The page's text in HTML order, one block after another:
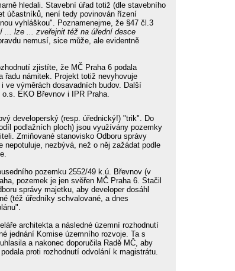
hledali. Stavební úřad totiž (dle stavebního
účastníků, není tedy povinován řízení
vyhláškou". Poznamenejme, že §47 čl.3
... lze ... zveřejnit též na úřední desce
nemusí, sice může, ale evidentně
zjistíte, že MČ Praha 6 podala
řadu námitek. Projekt totiž nevyhovuje
ve výměrách dosavadních budov. Další
EKO Břevnov i IPR Praha.
developerský (resp. úřednický!) "trik". Do
podlažních ploch) jsou využívány pozemky
Zmiňované stanovisko Odboru správy
nepotuluje, nezbývá, než o něj zažádat podle
pozemku 2552/49 k.ú. Břevnov (v
pozemek je jen svěřen MČ Praha 6. Stačil
správy majetku, aby developer dosáhl
(též úředníky schvalované, a dnes
architekta a následné územní rozhodnutí
jednání Komise územního rozvoje. Ta s
a nakonec doporučila Radě MČ, aby
proti rozhodnutí odvolání k magistrátu.